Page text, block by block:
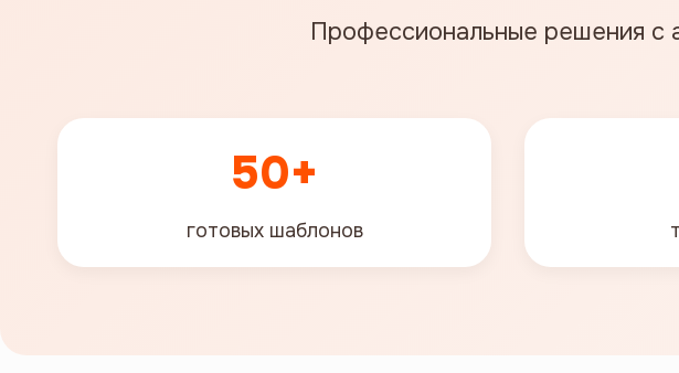
Профессиональные решения с
50+
готовых шаблонов